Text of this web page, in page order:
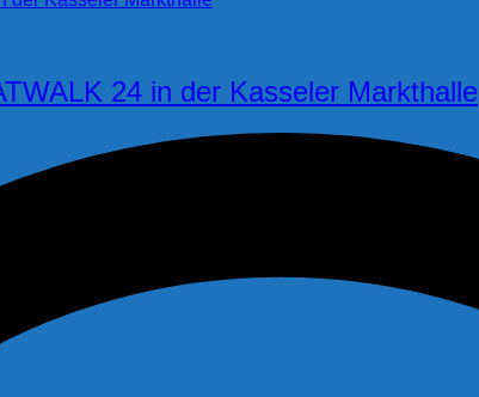
24 in der Kasseler Markthalle